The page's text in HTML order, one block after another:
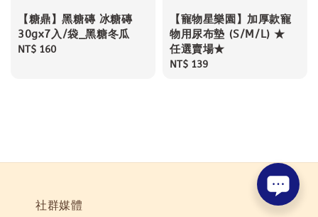
【糖鼎】黑糖磚 冰糖磚
30gx7入/袋_黑糖冬瓜
Regular
NT$ 160
【寵物星樂園】加厚款寵
物用尿布墊 (S/M/L) ★
任選賣場★
Regular
NT$ 139
社群媒體